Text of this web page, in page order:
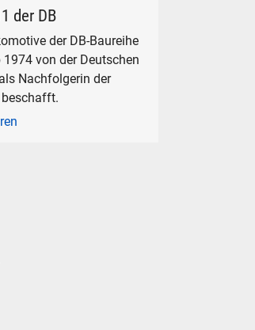
der DB
der DB-Baureihe
von der Deutschen
Nachfolgerin der